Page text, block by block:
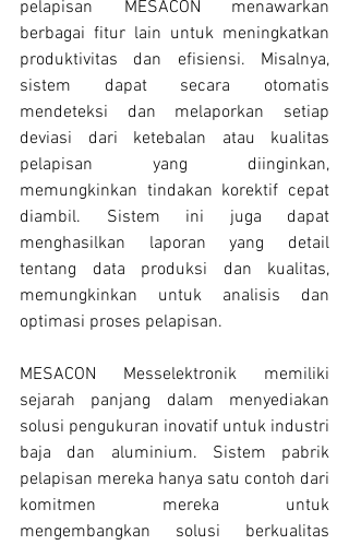
pelapisan MESACON menawarkan
berbagai fitur lain untuk meningkatkan
produktivitas dan efisiensi. Misalnya,
sistem dapat secara otomatis
mendeteksi dan melaporkan setiap
deviasi dari ketebalan atau kualitas
pelapisan yang diinginkan,
memungkinkan tindakan korektif cepat
diambil. Sistem ini juga dapat
menghasilkan laporan yang detail
tentang data produksi dan kualitas,
memungkinkan untuk analisis dan
optimasi proses pelapisan.
MESACON Messelektronik memiliki
sejarah panjang dalam menyediakan
solusi pengukuran inovatif untuk industri
baja dan aluminium. Sistem pabrik
pelapisan mereka hanya satu contoh dari
komitmen mereka untuk
mengembangkan solusi berkualitas